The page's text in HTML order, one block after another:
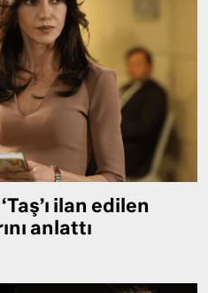
ilan edilen
anlattı